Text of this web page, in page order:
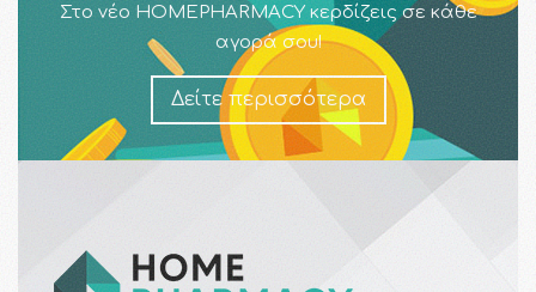
Στο νέο HOMEPHARMACY κερδίζεις σε κάθε
αγορά σου!
Δείτε περισσότερα